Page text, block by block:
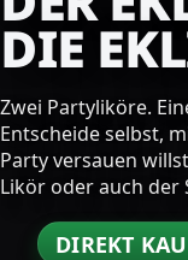
DIE
Zwei Partyliköre.
Entscheide selbst,
Party versauen
Likör oder auch der
DIREKT